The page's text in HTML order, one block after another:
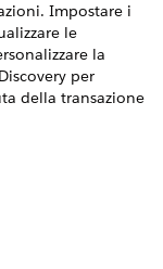
Impostare i
le
la
per
della transazione
sulla valuta della